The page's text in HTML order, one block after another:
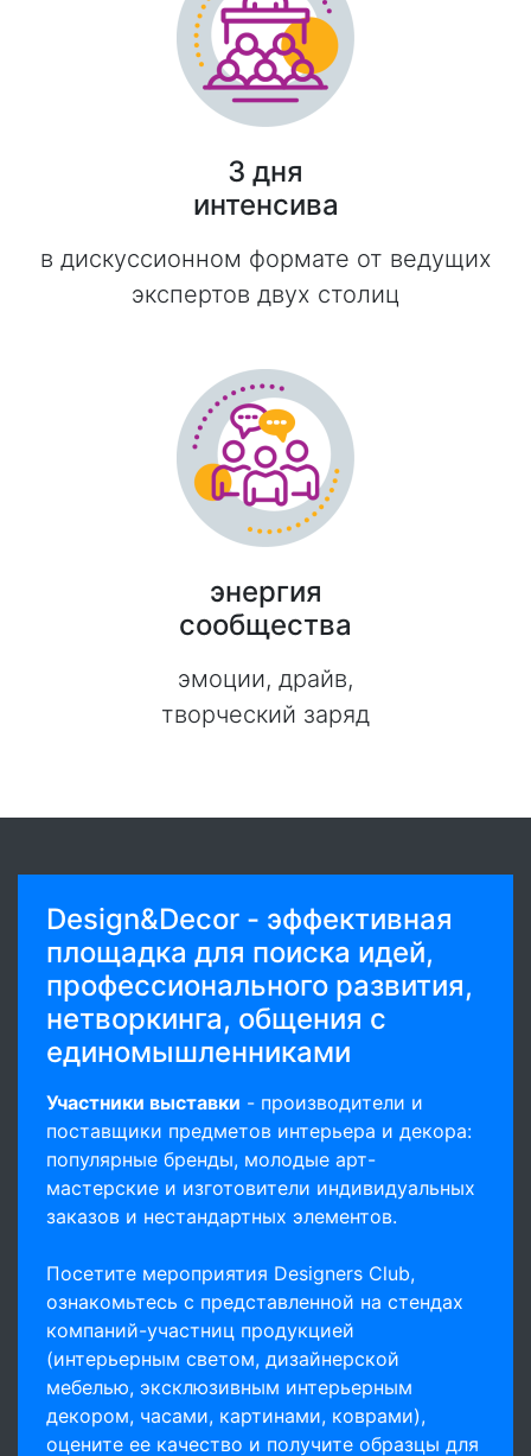
3 дня
интенсива
в дискуссионном формате от ведущих
экспертов двух столиц
энергия
сообщества
эмоции, драйв,
творческий заряд
Design&Decor - эффективная
площадка для поиска идей,
профессионального развития,
нетворкинга, общения с
единомышленниками
Участники выставки - производители и
поставщики предметов интерьера и декора:
популярные бренды, молодые арт-
мастерские и изготовители индивидуальных
заказов и нестандартных элементов.
Посетите мероприятия Designers Club,
ознакомьтесь с представленной на стендах
компаний-участниц продукцией
(интерьерным светом, дизайнерской
мебелью, эксклюзивным интерьерным
декором, часами, картинами, коврами),
оцените ее качество и получите образцы для